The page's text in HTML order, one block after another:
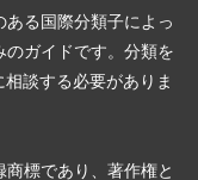
る国際分類子によっ
のガイドです。分類を
談する必要がありま
標であり、著作権と